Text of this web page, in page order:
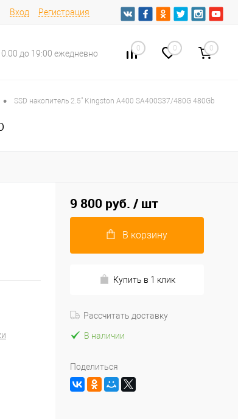
Вход Регистрация
до 19:00 ежедневно
0 0 0
• SSD накопитель 2.5" Kingston A400 SA400S37/480G 480Gb
9 800 руб. / шт
В корзину
Купить в 1 клик
Рассчитать доставку
В наличии
Поделиться